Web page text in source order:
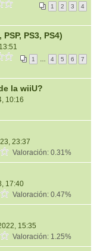
1 2 3 4
PS3, PS4)
1 4 5 6 7
la wiiU?
10:16
23:37
Valoración: 0.31%
17:40
Valoración: 0.47%
15:35
Valoración: 1.25%